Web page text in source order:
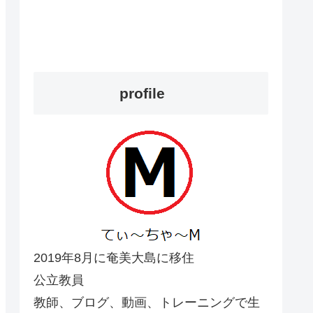
profile
2019年8月に奄美大島に移住
公立教員
教師、ブログ、動画、トレーニングで生